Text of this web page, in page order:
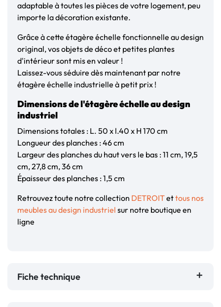
adaptable à toutes les pièces de votre logement, peu
importe la décoration existante.
Grâce à cette étagère échelle fonctionnelle au design
original, vos objets de déco et petites plantes
d'intérieur sont mis en valeur !
Laissez-vous séduire dès maintenant par notre
étagère échelle industrielle à petit prix !
Dimensions de l'étagère échelle au design
industriel
Dimensions totales : L. 50 x l.40 x H 170 cm
Longueur des planches : 46 cm
Largeur des planches du haut vers le bas : 11 cm, 19,5
cm, 27,8 cm, 36 cm
Épaisseur des planches : 1,5 cm
Retrouvez toute notre collection DETROITettous nos
meubles au design industriel sur notre boutique en
ligne
Fiche technique